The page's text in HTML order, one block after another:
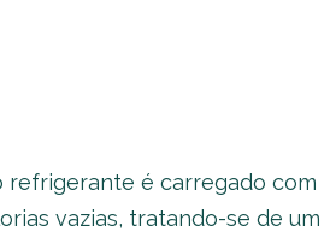
refrigerante é carregado com
vazias, tratando-se de um